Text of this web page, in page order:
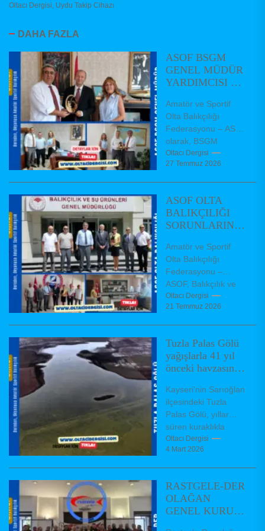
Oltacı Dergisi, Uydu Takip Cihazı
DAHA FAZLA
ASOF BSGM
GENEL MÜDÜR
YARDIMCISI VE
BAŞKANLARINI
ZİYARET ETTİ
Amatör ve Sportif
Olta Balıkçılığı
Federasyonu – ASOF
olarak, BSGM
Balıkçılık ve Su
Ürünleri Genel Müdür
Oltacı Dergisi
27 Temmuz 2026
ASOF OLTA
BALIKÇILIĞI
SORUNLARININ
GENEL
MÜDÜRLÜĞÜ
ZİYARET ETTİ.
Amatör ve Sportif
Olta Balıkçılığı
Federasyonu –
ASOF, Balıkçılık ve
Su Ürünleri Genel
Müdürü Turgay
etti. ASOF...
Oltacı Dergisi
21 Temmuz 2026
Tuzla Palas Gölü
yağışlarla 41 yıl
önceki havzasına
Kayseri'nin Sarıoğlan
ilçesindeki Tuzla
Palas Gölü, yıllar
süren kuraklıkla
küçülerek geçen yıl
20 kilometrekareye
Oltacı Dergisi
4 Mart 2026
RASTGELE-DER
OLAĞAN
GENEL KURUL